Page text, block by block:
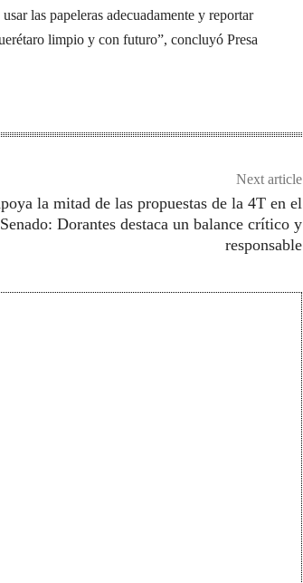
las papeleras adecuadamente y reportar
limpio y con futuro”, concluyó Presa
Next article
la mitad de las propuestas de la 4T en el
Senado: Dorantes destaca un balance crítico y
responsable